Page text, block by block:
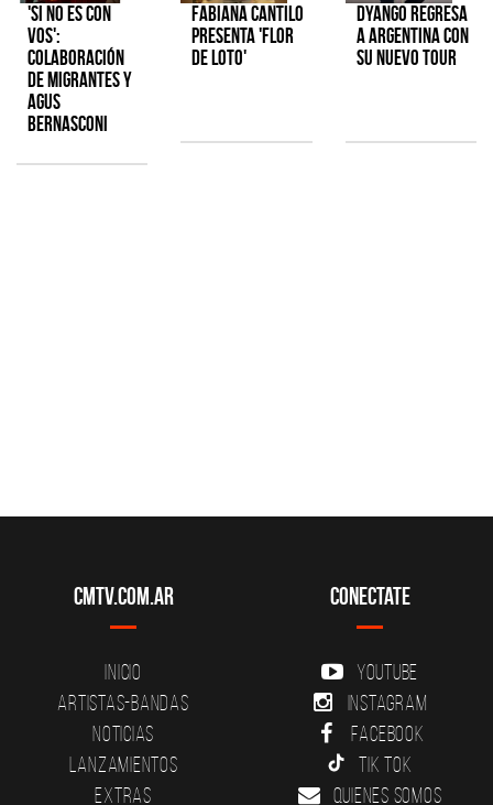
'Si No Es Con
Vos':
colaboración
de Migrantes y
Agus
Bernasconi
Fabiana Cantilo
presenta 'Flor
de Loto'
Dyango regresa
a Argentina con
su nuevo tour
CMTV.com.ar
Inicio
Artistas-Bandas
Noticias
Lanzamientos
Extras
Conectate
YouTube
Instagram
Facebook
Tik Tok
Quienes somos